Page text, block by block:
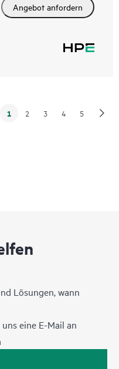
Angebot anfordern
1 2 3 4 5
Lösungen, wann
eine E-Mail an